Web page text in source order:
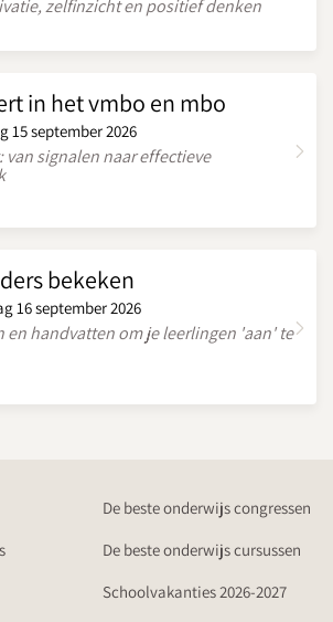
zelfinzicht en positief denken
in het vmbo en mbo
15 september 2026
van signalen naar effectieve
bekeken
16 september 2026
en handvatten om je leerlingen 'aan' te
De beste onderwijs congressen
De beste onderwijs cursussen
Schoolvakanties 2026-2027